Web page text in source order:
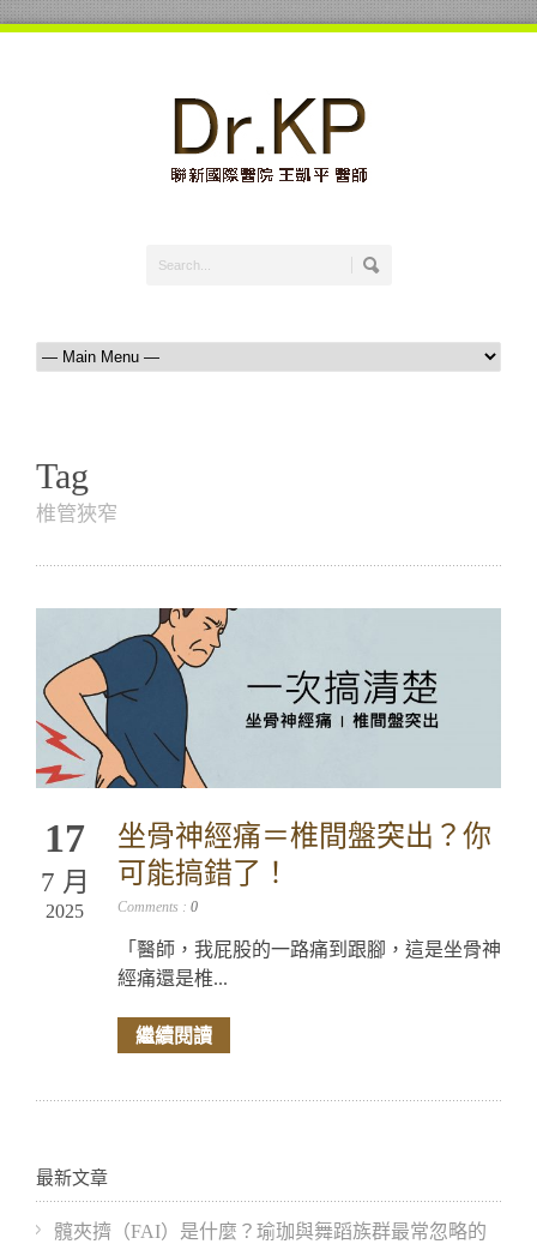
Tag
椎管狹窄
17
7 月
2025
坐骨神經痛＝椎間盤突出？你
可能搞錯了！
Comments : 0
「醫師，我屁股的一路痛到跟腳，這是坐骨神
經痛還是椎...
繼續閱讀
最新文章
髖夾擠（FAI）是什麼？瑜珈與舞蹈族群最常忽略的